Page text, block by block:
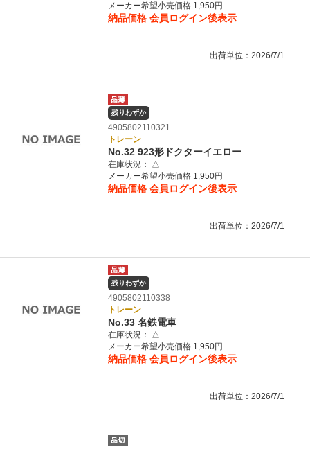
メーカー希望小売価格 1,950円
納品価格 会員ログイン後表示
出荷単位：2026/7/1
残りわずか
4905802110321
トレーン
No.32 923形ドクターイエロー
在庫状況：
△
メーカー希望小売価格 1,950円
納品価格 会員ログイン後表示
出荷単位：2026/7/1
残りわずか
4905802110338
トレーン
No.33 名鉄電車
在庫状況：
△
メーカー希望小売価格 1,950円
納品価格 会員ログイン後表示
出荷単位：2026/7/1